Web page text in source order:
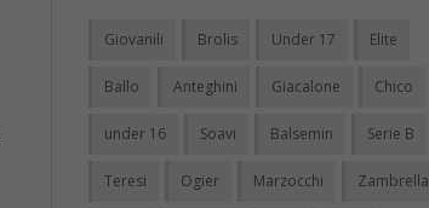
Giovanili Brolis Under 17 Elite
Ballo Anteghini Giacalone Chico
under 16 Soavi Balsemin Serie B
Teresi Ogier Marzocchi Zambrella